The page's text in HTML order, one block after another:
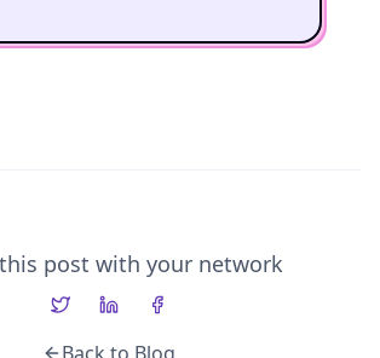
post with your network